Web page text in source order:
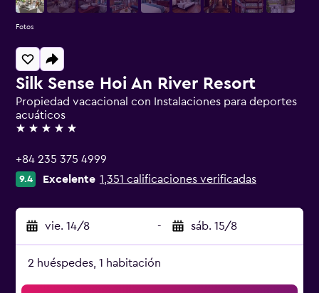
Silk Sense Hoi An River Resort
Propiedad vacacional con Instalaciones para deportes
acuáticos
5 estrellas
+84 235 375 4999
9.4 Excelente 1,351 calificaciones verificadas
vie. 14/8 - sáb. 15/8
2 huéspedes, 1 habitación
Fotos